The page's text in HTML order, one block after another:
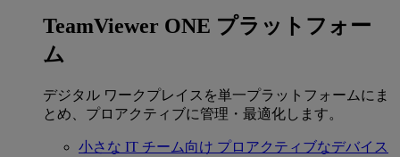
TeamViewer ONE プラットフォー
ム
デジタル ワークプレイスを単一プラットフォームにま
とめ、プロアクティブに管理・最適化します。
小さな IT チーム向け プロアクティブなデバイス